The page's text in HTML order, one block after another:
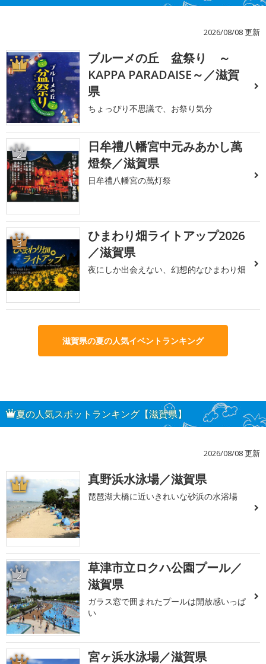
2026/08/08 更新
1
ブルーメの丘 盆祭り ～
KAPPA PARADAISE～／滋賀
県
ちょっぴり不思議で、お祭り気分
2
日牟禮八幡宮中元みあかし萬
燈祭／滋賀県
日牟禮八幡宮の萬灯祭
3
ひまわり畑ライトアップ2026
／滋賀県
夜にしか出会えない、幻想的なひまわり畑
滋賀県の夏の人気イベントランキング
夏の人気スポットランキング【滋賀県】
2026/08/08 更新
1 真野浜水泳場／滋賀県
琵琶湖大橋に近いきれいな砂浜の水浴場
2
草津市立ロクハ公園プール／
滋賀県
ガラス窓で囲まれたプールは開放感いっぱ
い
宮ヶ浜水泳場／滋賀県